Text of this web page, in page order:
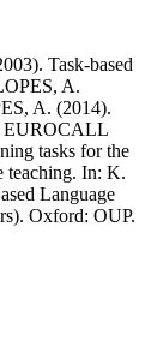
Task-based
A.
A. (2014).
EUROCALL
tasks for the
teaching. In: K.
Language
Oxford: OUP.